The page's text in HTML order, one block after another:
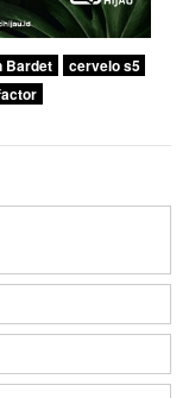
Bardet
cervelo s5